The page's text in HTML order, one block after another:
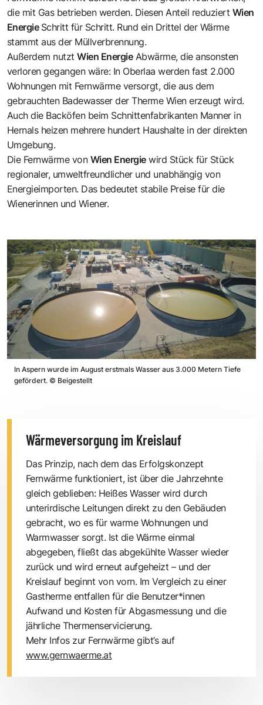
die mit Gas betrieben werden. Diesen Anteil reduziert Wien
Energie Schritt für Schritt. Rund ein Drittel der Wärme
stammt aus der Müllverbrennung.
Außerdem nutztWien Energie Abwärme, die ansonsten
verloren gegangen wäre: In Oberlaa werden fast 2.000
Wohnungen mit Fernwärme versorgt, die aus dem
gebrauchten Badewasser der Therme Wien erzeugt wird.
Auch die Back­öfen beim Schnittenfabrikanten Manner in
Hernals heizen mehrere hundert Haushalte in der direkten
Umgebung.
Die Fernwärme von Wien Energie wird Stück für Stück
regionaler, umweltfreundlicher und unabhängig von
Energieimporten. Das bedeutet stabile Preise für die
Wienerinnen und Wiener.
In Aspern wurde im August erstmals Wasser aus 3.000 Metern Tiefe
gefördert. © Beigestellt
Wärmeversorgung im Kreislauf
Das Prinzip, nach dem das Erfolgskonzept
Fernwärme funktioniert, ist über die Jahrzehnte
gleich geblieben: Heißes Wasser wird durch
unterirdische Leitungen direkt zu den Gebäuden
gebracht, wo es für warme Wohnungen und
Warmwasser sorgt. Ist die Wärme einmal
abgegeben, fließt das abgekühlte Wasser wieder
zurück und wird erneut aufgeheizt – und der
Kreislauf beginnt von vorn. Im Vergleich zu einer
Gastherme entfallen für die Benutzer*innen
Aufwand und Kosten für Abgasmessung und die
jährliche Thermenservicierung.
Mehr Infos zur Fernwärme gibt’s auf
www.gernwaerme.at